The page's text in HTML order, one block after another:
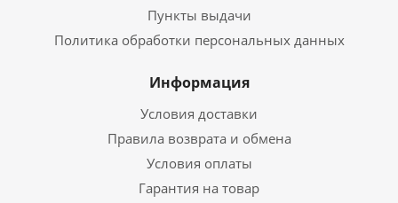
Пункты выдачи
Политика обработки персональных данных
Информация
Условия доставки
Правила возврата и обмена
Условия оплаты
Гарантия на товар